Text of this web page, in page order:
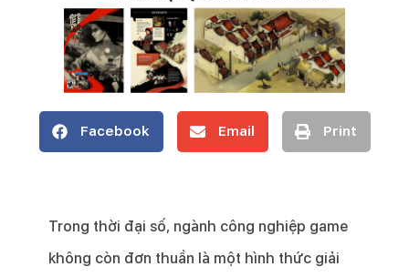
Facebook Email Print
Trong thời đại số, ngành công nghiệp game
không còn đơn thuần là một hình thức giải